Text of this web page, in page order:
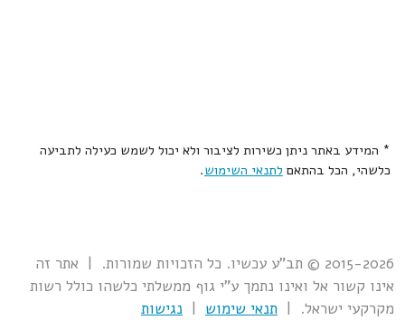
* המידע באתר ניתן כשירות לציבור ולא יכול לשמש כעילה לתביעה
כלשהי, הכל בהתאם לתנאי השימוש.
2015-2026 © תב"ע עכשיו. כל הזכויות שמורות. | אתר זה
אינו קשור אל ואינו נתמך ע"י גוף ממשלתי כלשהו כולל רשות
מקרקעי ישראל. | תנאי שימוש | נגישות